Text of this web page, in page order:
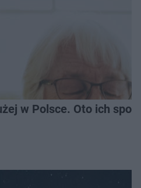
w Polsce. Oto ich